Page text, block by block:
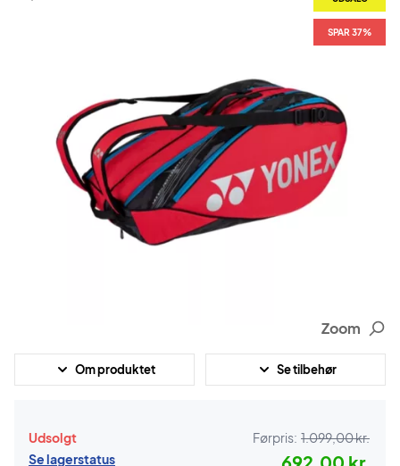
SPAR 37%
Zoom
Om produktet Se tilbehør
Udsolgt
Se lagerstatus
Førpris: 1.099,00 kr.